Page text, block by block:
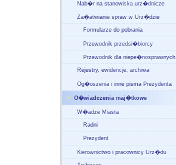
Nab�r na stanowiska urz�dnicze
Za�atwianie spraw w Urz�dzie
Formularze do pobrania
Przewodnik przedsi�biorcy
Przewodnik dla niepe�nosprawnych
Rejestry, ewidencje, archiwa
Og�oszenia i inne pisma Prezydenta
O�wiadczenia maj�tkowe
W�adze Miasta
Radni
Prezydent
Kierownictwo i pracownicy Urz�du